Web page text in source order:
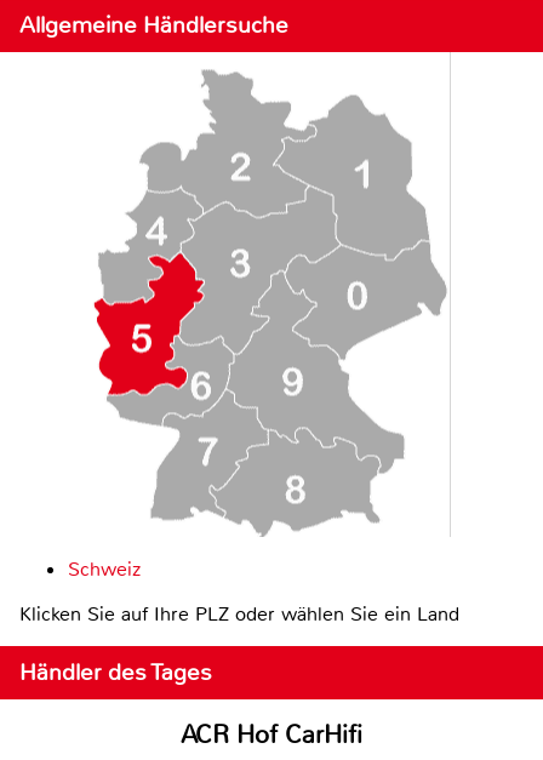
Allgemeine Händlersuche
Schweiz
Klicken Sie auf Ihre PLZ oder wählen Sie ein Land
Händler des Tages
ACR Hof CarHifi